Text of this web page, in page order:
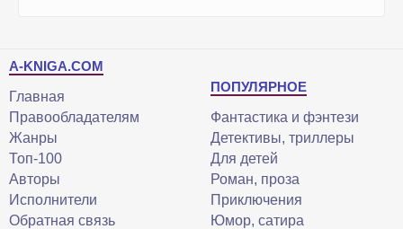
A-KNIGA.COM
Главная
Правообладателям
Жанры
Топ-100
Авторы
Исполнители
Обратная связь
ПОПУЛЯРНОЕ
Фантастика и фэнтези
Детективы, триллеры
Для детей
Роман, проза
Приключения
Юмор, сатира